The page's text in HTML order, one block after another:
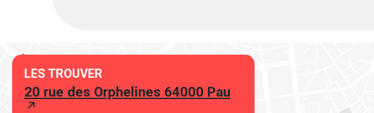
LES TROUVER
20 rue des Orphelines 64000 Pau